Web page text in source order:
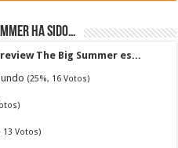
ha sido…
The Big Summer es...
(25%, 16 Votos)
13 Votos)